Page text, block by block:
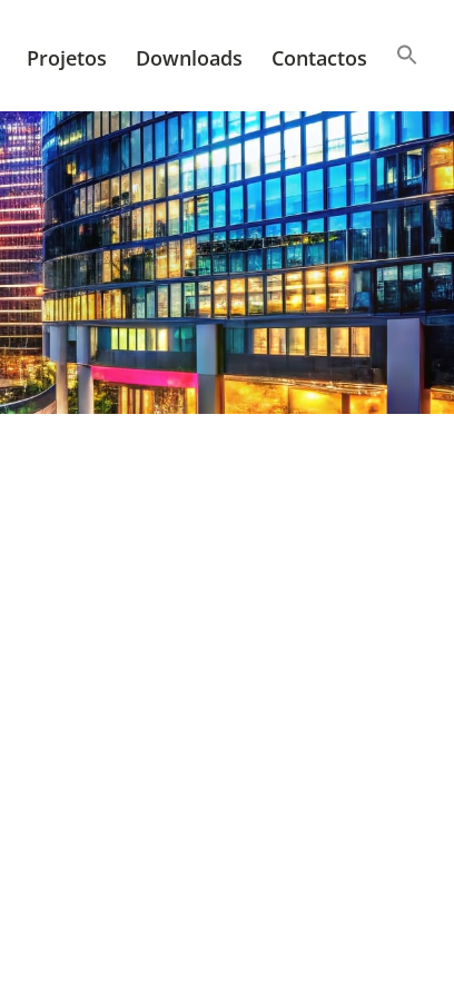
Projetos Downloads Contactos